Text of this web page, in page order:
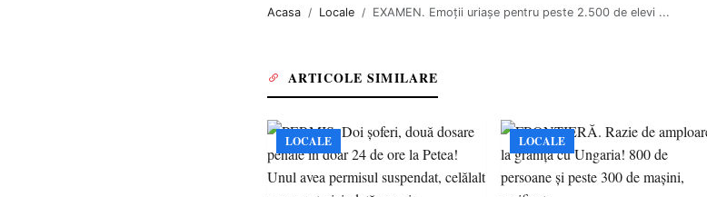
Acasa Locale EXAMEN. Emoții uriașe pentru peste 2.500 de elevi ...
ARTICOLE SIMILARE
LOCALE LOCALE